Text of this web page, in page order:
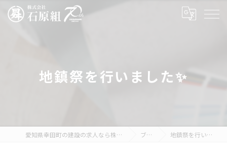
地鎮祭を行いました✨
愛知県幸田町の建設の求人なら株式会社石原組 ブログ 地鎮祭を行いました✨